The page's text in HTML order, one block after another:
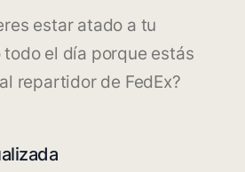
estar atado a tu
el día porque estás
repartidor de FedEx?